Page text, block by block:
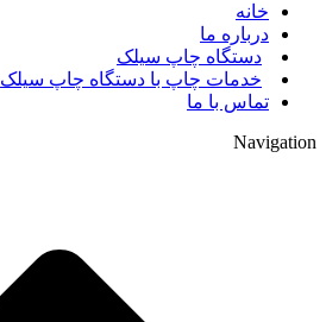
خانه
درباره ما
دستگاه چاپ سیلک
خدمات چاپ با دستگاه چاپ سیلک
تماس با ما
Navigation